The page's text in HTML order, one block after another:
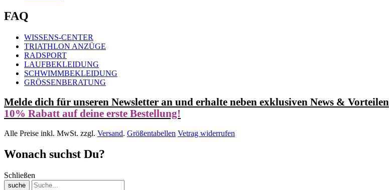
FAQ
WISSENS-CENTER
TRIATHLON ANZÜGE
RADSPORT
LAUFBEKLEIDUNG
SCHWIMMBEKLEIDUNG
GRÖSSENBERATUNG
Melde dich für unseren Newsletter an und erhalte neben exklusiven News & Vorteilen
10% Rabatt auf deine erste Bestellung!
Alle Preise inkl. MwSt. zzgl. Versand. Größentabellen Vetrag widerrufen
Wonach suchst Du?
Schließen
suche